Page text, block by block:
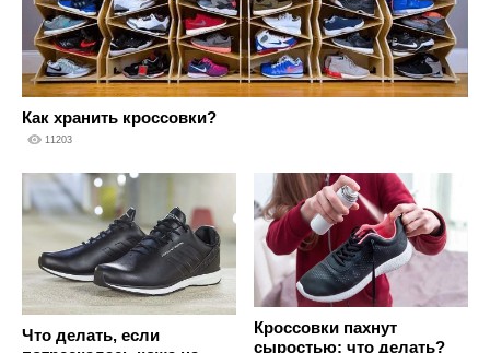
Как хранить кроссовки?
11203
Что делать, если
Кроссовки пахнут
сыростью: что делать?